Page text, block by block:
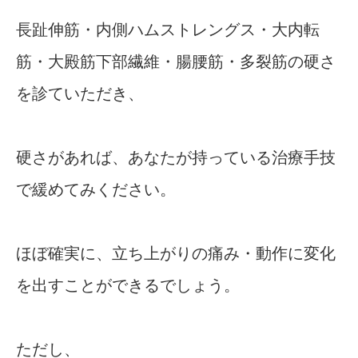
長趾伸筋・内側ハムストレングス・大内転
筋・大殿筋下部繊維・腸腰筋・多裂筋の硬さ
を診ていただき、
硬さがあれば、あなたが持っている治療手技
で緩めてみください。
ほぼ確実に、立ち上がりの痛み・動作に変化
を出すことができるでしょう。
ただし、